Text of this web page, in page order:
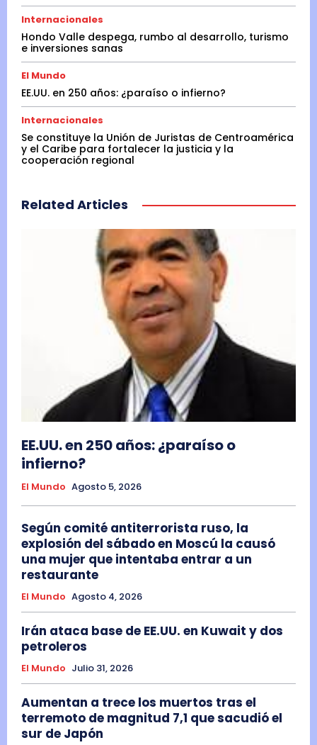
Internacionales
Hondo Valle despega, rumbo al desarrollo, turismo
e inversiones sanas
El Mundo
EE.UU. en 250 años: ¿paraíso o infierno?
Internacionales
Se constituye la Unión de Juristas de Centroamérica
y el Caribe para fortalecer la justicia y la
cooperación regional
Related Articles
EE.UU. en 250 años: ¿paraíso o
infierno?
El Mundo Agosto 5, 2026
Según comité antiterrorista ruso, la
explosión del sábado en Moscú la causó
una mujer que intentaba entrar a un
restaurante
El Mundo Agosto 4, 2026
Irán ataca base de EE.UU. en Kuwait y dos
petroleros
El Mundo Julio 31, 2026
Aumentan a trece los muertos tras el
terremoto de magnitud 7,1 que sacudió el
sur de Japón